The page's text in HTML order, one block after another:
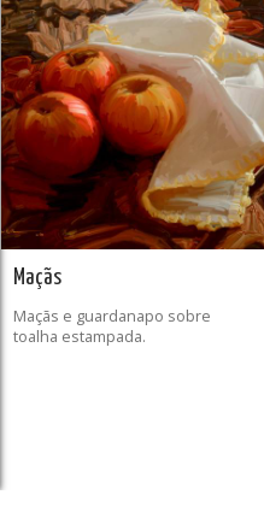
Maçãs
Maçãs e guardanapo sobre
toalha estampada.